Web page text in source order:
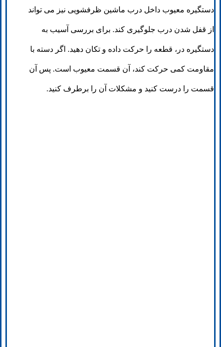
دستگیره معیوب داخل درب ماشین ظرفشویی نیز می تواند
از قفل شدن درب جلوگیری کند. برای بررسی آسیب به
دستگیره در، قطعه را حرکت داده و تکان دهید. اگر دسته با
مقاومت کمی حرکت کند، آن قسمت معیوب است. پس آن
قسمت را درست کنید و مشکلات آن را برطرف کنید.